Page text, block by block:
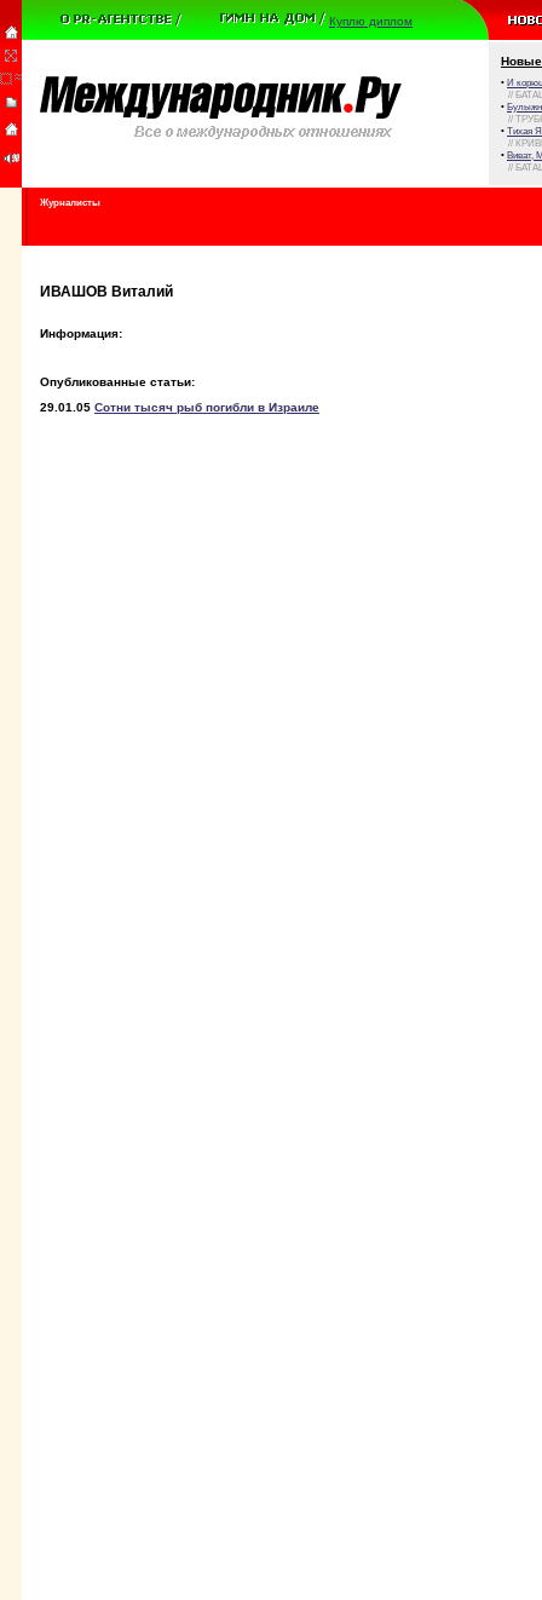
Куплю диплом
Новые
• И
//
•
//
• Тихая
//
• Виват,
//
Журналисты
ИВАШОВ Виталий
Информация:
Опубликованные статьи:
29.01.05 Сотни тысяч рыб погибли в Израиле